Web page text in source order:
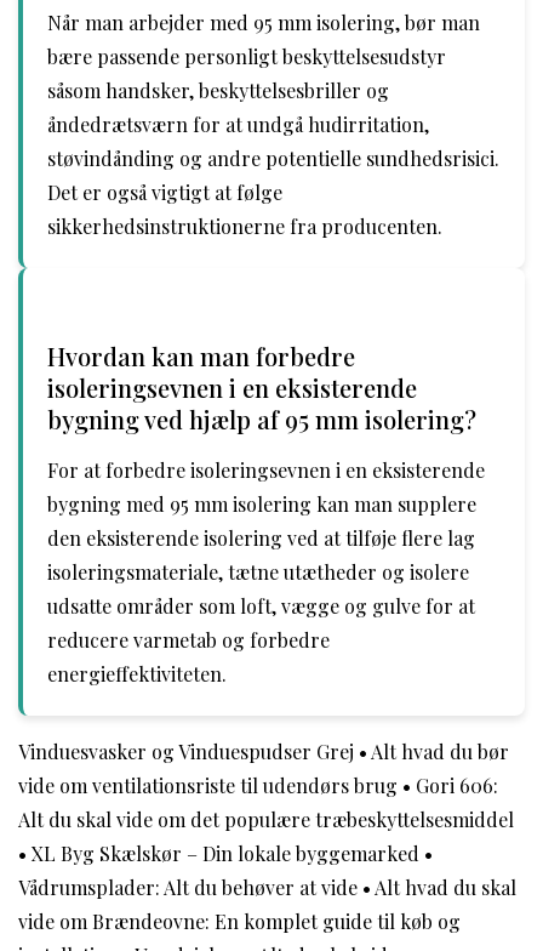
Når man arbejder med 95 mm isolering, bør man
bære passende personligt beskyttelsesudstyr
såsom handsker, beskyttelsesbriller og
åndedrætsværn for at undgå hudirritation,
støvindånding og andre potentielle sundhedsrisici.
Det er også vigtigt at følge
sikkerhedsinstruktionerne fra producenten.
Hvordan kan man forbedre
isoleringsevnen i en eksisterende
bygning ved hjælp af 95 mm isolering?
For at forbedre isoleringsevnen i en eksisterende
bygning med 95 mm isolering kan man supplere
den eksisterende isolering ved at tilføje flere lag
isoleringsmateriale, tætne utætheder og isolere
udsatte områder som loft, vægge og gulve for at
reducere varmetab og forbedre
energieffektiviteten.
Vinduesvasker og Vinduespudser Grej • Alt hvad du bør
vide om ventilationsriste til udendørs brug • Gori 606:
Alt du skal vide om det populære træbeskyttelsesmiddel
• XL Byg Skælskør – Din lokale byggemarked •
Vådrumsplader: Alt du behøver at vide • Alt hvad du skal
vide om Brændeovne: En komplet guide til køb og